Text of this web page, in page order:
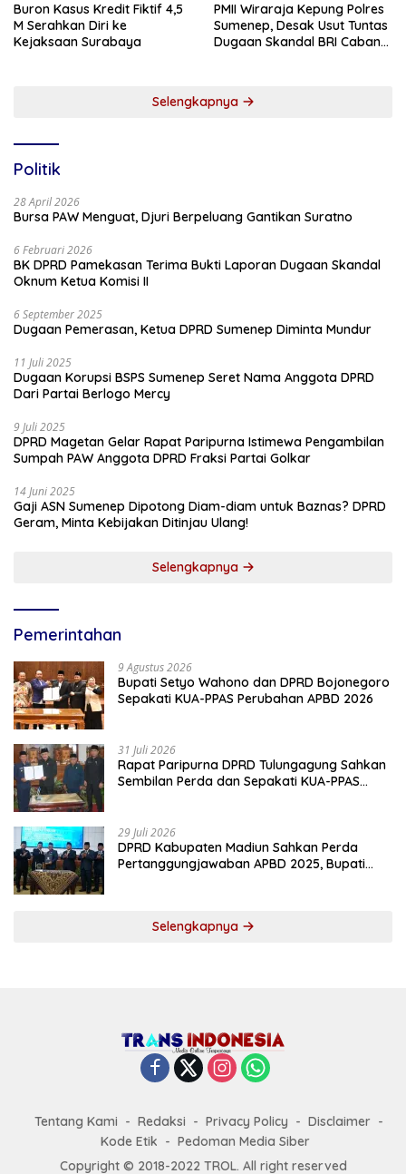
Buron Kasus Kredit Fiktif 4,5
M Serahkan Diri ke
Kejaksaan Surabaya
PMII Wiraraja Kepung Polres
Sumenep, Desak Usut Tuntas
Dugaan Skandal BRI Cabang
Selengkapnya
Politik
28 April 2026
Bursa PAW Menguat, Djuri Berpeluang Gantikan Suratno
6 Februari 2026
BK DPRD Pamekasan Terima Bukti Laporan Dugaan Skandal
Oknum Ketua Komisi II
6 September 2025
Dugaan Pemerasan, Ketua DPRD Sumenep Diminta Mundur
11 Juli 2025
Dugaan Korupsi BSPS Sumenep Seret Nama Anggota DPRD
Dari Partai Berlogo Mercy
9 Juli 2025
DPRD Magetan Gelar Rapat Paripurna Istimewa Pengambilan
Sumpah PAW Anggota DPRD Fraksi Partai Golkar
14 Juni 2025
Gaji ASN Sumenep Dipotong Diam-diam untuk Baznas? DPRD
Geram, Minta Kebijakan Ditinjau Ulang!
Selengkapnya
Pemerintahan
9 Agustus 2026
Bupati Setyo Wahono dan DPRD Bojonegoro
Sepakati KUA-PPAS Perubahan APBD 2026
31 Juli 2026
Rapat Paripurna DPRD Tulungagung Sahkan
Sembilan Perda dan Sepakati KUA-PPAS
29 Juli 2026
DPRD Kabupaten Madiun Sahkan Perda
Pertanggungjawaban APBD 2025, Bupati
Selengkapnya
Tentang Kami Redaksi Privacy Policy
Disclaimer
Kode Etik
Pedoman Media Siber
Copyright © 2018-2022 TROL. All right reserved